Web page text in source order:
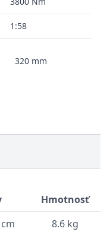
1:58
320 mm
Hmotnosť
8.6 kg